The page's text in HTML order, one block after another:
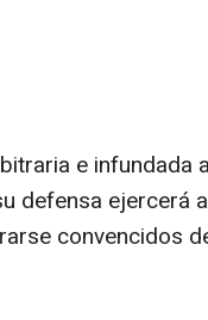
e infundada
defensa ejercerá
convencidos